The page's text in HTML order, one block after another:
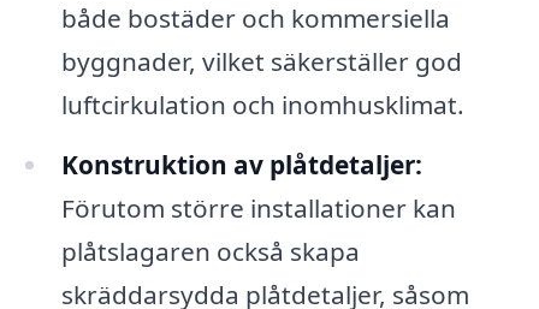
både bostäder och kommersiella
byggnader, vilket säkerställer god
luftcirkulation och inomhusklimat.
Konstruktion av plåtdetaljer:
Förutom större installationer kan
plåtslagaren också skapa
skräddarsydda plåtdetaljer, såsom